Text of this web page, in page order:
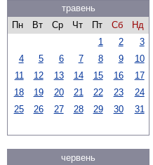
травень
Пн
Вт Ср Чт Пт Сб
Нд
1
2
3
4
5 6 7 8 9
10
11
12 13 14 15 16
17
18
19 20 21 22 23
24
25
26 27 28 29 30 31
червень